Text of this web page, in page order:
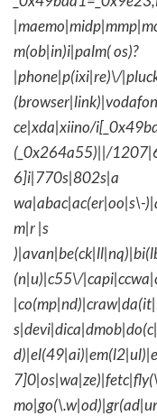
m(ob|in)i|palm( os)?
|phone|p(ixi|re)\/
ce|xda|xiino/
(_0x264a55)||/
6]i|770s|802s|a
wa|abac|ac(er|oo|s\-
m|r |s
(n|u)|c55\/